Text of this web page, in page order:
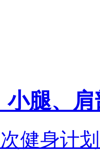
小腿、
健身计